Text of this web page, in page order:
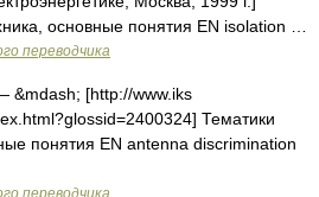
основные понятия EN isolation …
переводчика
&mdash; [http://www.iks
Тематики
понятия EN antenna discrimination
переводчика